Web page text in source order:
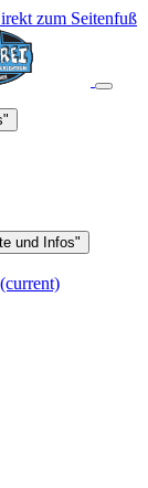
zum Seitenfuß
und Infos"
(current)